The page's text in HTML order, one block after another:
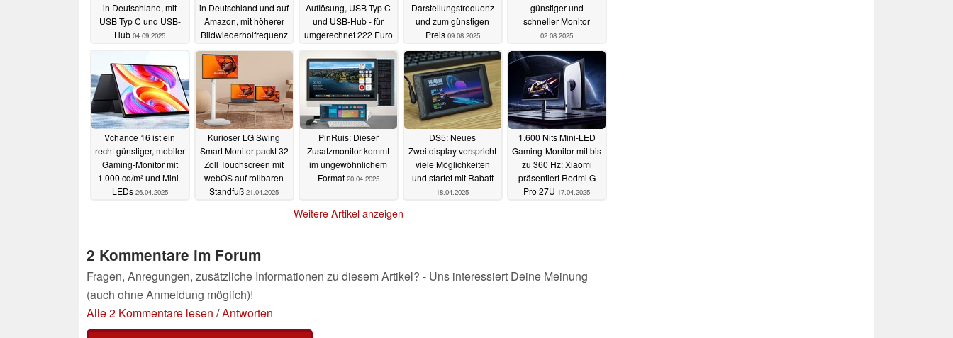
in Deutschland, mit
USB Typ C und USB-
Hub 04.09.2025
in Deutschland und auf
Amazon, mit höherer
Bildwiederholfrequenz
21.08.2025
Auflösung, USB Typ C
und USB-Hub - für
umgerechnet 222 Euro
12.08.2025
Darstellungsfrequenz
und zum günstigen
Preis 09.08.2025
günstiger und
schneller Monitor
02.08.2025
Vchance 16 ist ein
recht günstiger, mobiler
Gaming-Monitor mit
1.000 cd/m² und Mini-
LEDs 26.04.2025
Kurioser LG Swing
Smart Monitor packt 32
Zoll Touchscreen mit
webOS auf rollbaren
Standfuß 21.04.2025
PinRuis: Dieser
Zusatzmonitor kommt
im ungewöhnlichem
Format 20.04.2025
DS5: Neues
Zweitdisplay verspricht
viele Möglichkeiten
und startet mit Rabatt
18.04.2025
1.600 Nits Mini-LED
Gaming-Monitor mit bis
zu 360 Hz: Xiaomi
präsentiert Redmi G
Pro 27U 17.04.2025
Weitere Artikel anzeigen
2 Kommentare im Forum
Fragen, Anregungen, zusätzliche Informationen zu diesem Artikel? - Uns interessiert Deine Meinung
(auch ohne Anmeldung möglich)!
Alle 2 Kommentare lesen /Antworten